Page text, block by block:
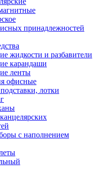
принадлежностей
жидкости и разбавители
карандаши
ленты
офисные
лотки
с наполнением